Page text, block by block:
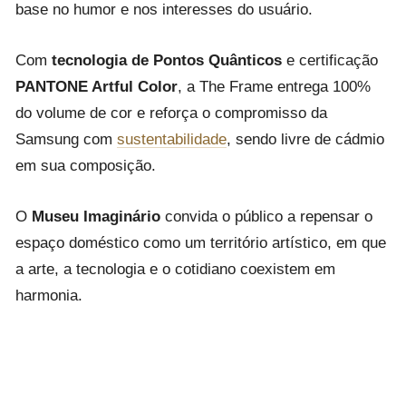
base no humor e nos interesses do usuário.
Com tecnologia de Pontos Quânticos e certificação
PANTONE Artful Color, a The Frame entrega 100%
do volume de cor e reforça o compromisso da
Samsung com sustentabilidade, sendo livre de cádmio
em sua composição.
O Museu Imaginário convida o público a repensar o
espaço doméstico como um território artístico, em que
a arte, a tecnologia e o cotidiano coexistem em
harmonia.